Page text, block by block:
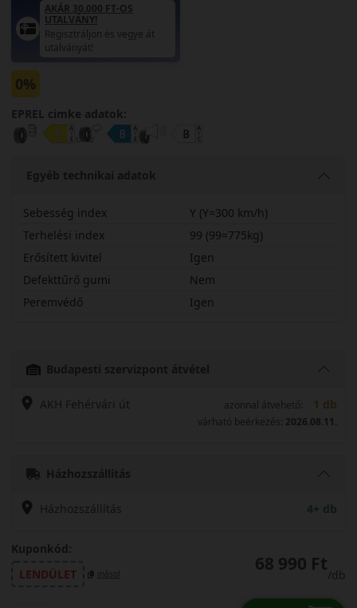
AKÁR 30.000 FT-OS
UTALVÁNY!
Regisztráljon és vegye át
utalványát!
0%
EPREL cimke adatok:
Egyéb technikai adatok
Sebesség index
Y (Y=300 km/h)
Terhelési index
99 (99=775kg)
Erősített kivitel
Igen
Defekttűrő gumi
Nem
Peremvédő
Igen
Budapesti szervizpont átvétel
AKH Fehérvári út azonnal átvehető: 1 db
várható beérkezés: 2026.08.11.
Házhozszállítás
Házhozszállítás 4+ db
Kuponkód:
LENDÜLET
másol 68 990 Ft
/db